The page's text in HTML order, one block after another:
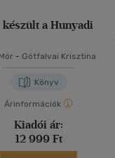
készült a Hunyadi
- Gótfalvai Krisztina
Könyv
Árinformációk
Kiadói ár:
12 999 Ft